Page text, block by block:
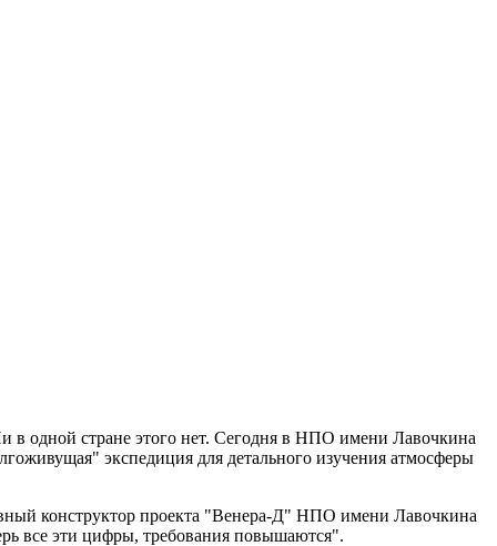
в одной стране этого нет. Сегодня в НПО имени Лавочкина
экспедиция для детального изучения атмосферы
конструктор проекта "Венера-Д" НПО имени Лавочкина
все эти цифры, требования повышаются".